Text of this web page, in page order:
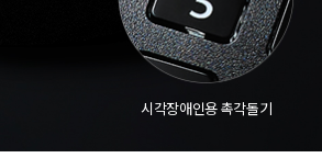
시각장애인용 촉각돌기